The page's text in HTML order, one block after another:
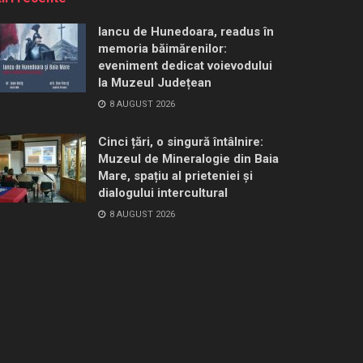
Iancu de Hunedoara, readus în
memoria băimărenilor:
eveniment dedicat voievodului
la Muzeul Județean
8 AUGUST 2026
Cinci țări, o singură întâlnire:
Muzeul de Mineralogie din Baia
Mare, spațiu al prieteniei și
dialogului intercultural
8 AUGUST 2026